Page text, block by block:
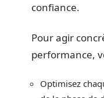
confiance.
Pour agir
performance,
Optimisez